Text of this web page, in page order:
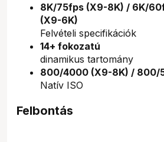
8K/75fps (X9-8K) / 6K/
(X9-6K)
Felvételi specifikációk
14+ fokozatú
dinamikus tartomány
800/4000 (X9-8K) / 800/
Natív ISO
Felbontás